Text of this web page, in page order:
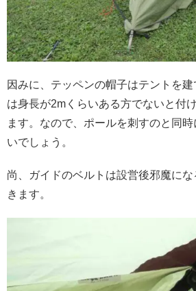
因みに、テッペンの帽子はテントを
は身長が2mくらいある方でないと付
ます。なので、ポールを刺すのと同
いでしょう。
尚、ガイドのベルトは設営後邪魔に
きます。